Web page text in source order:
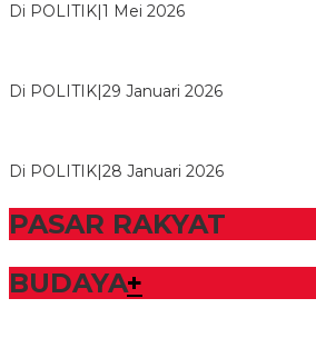
Di POLITIK 1 Mei 2026
Di POLITIK 29 Januari 2026
Di POLITIK 28 Januari 2026
PASAR RAKYAT
BUDAYA+